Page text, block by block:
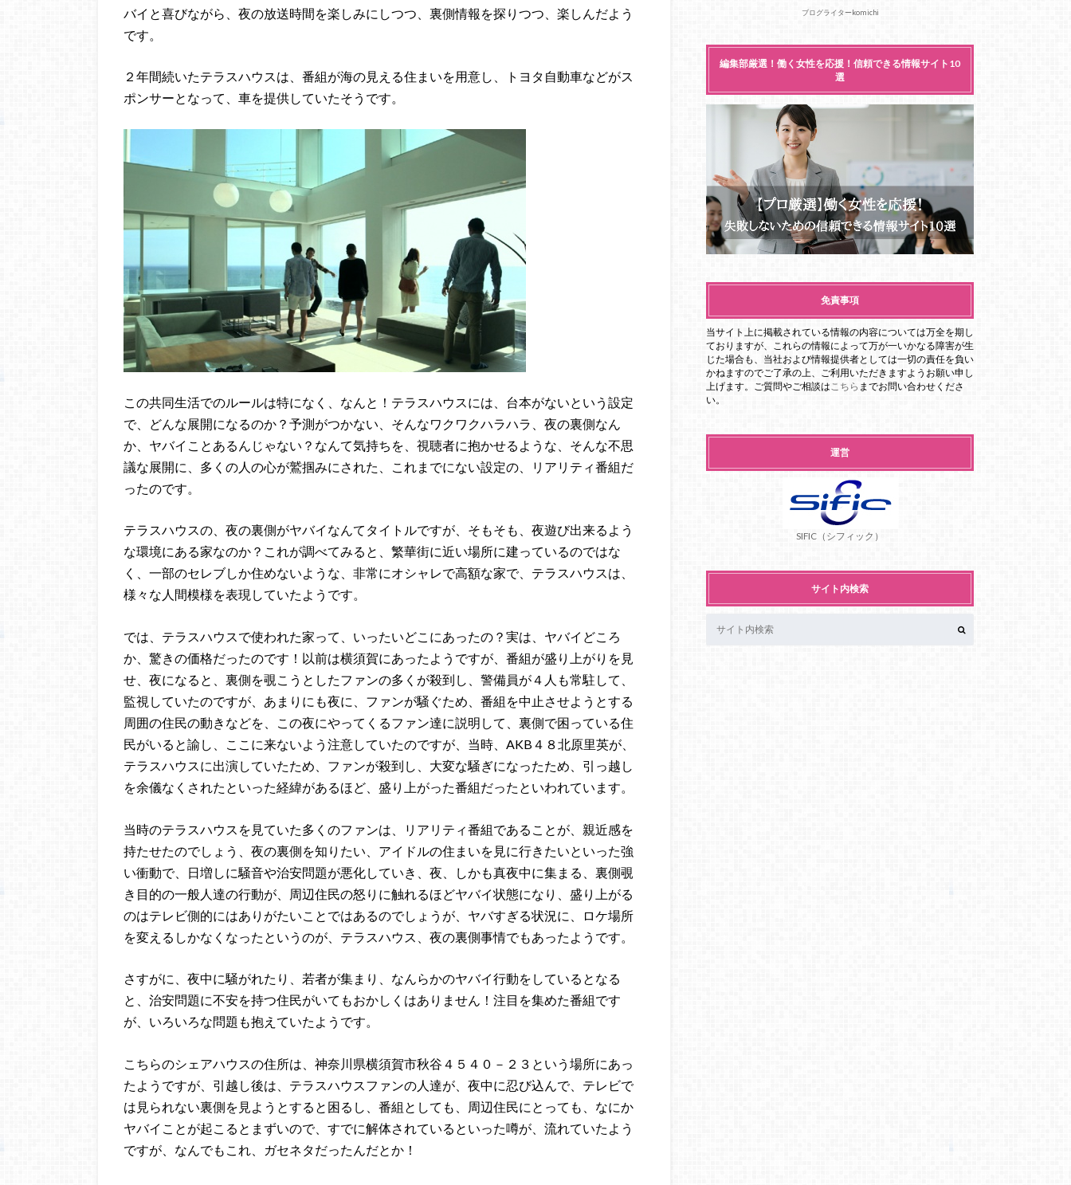
バイと喜びながら、夜の放送時間を楽しみにしつつ、裏側情報を探りつつ、楽しんだよう
です。
２年間続いたテラスハウスは、番組が海の見える住まいを用意し、トヨタ自動車などがス
ポンサーとなって、車を提供していたそうです。
この共同生活でのルールは特になく、なんと！テラスハウスには、台本がないという設定
で、どんな展開になるのか？予測がつかない、そんなワクワクハラハラ、夜の裏側なん
か、ヤバイことあるんじゃない？なんて気持ちを、視聴者に抱かせるような、そんな不思
議な展開に、多くの人の心が鷲掴みにされた、これまでにない設定の、リアリティ番組だ
ったのです。
テラスハウスの、夜の裏側がヤバイなんてタイトルですが、そもそも、夜遊び出来るよう
な環境にある家なのか？これが調べてみると、繁華街に近い場所に建っているのではな
く、一部のセレブしか住めないような、非常にオシャレで高額な家で、テラスハウスは、
様々な人間模様を表現していたようです。
では、テラスハウスで使われた家って、いったいどこにあったの？実は、ヤバイどころ
か、驚きの価格だったのです！以前は横須賀にあったようですが、番組が盛り上がりを見
せ、夜になると、裏側を覗こうとしたファンの多くが殺到し、警備員が４人も常駐して、
監視していたのですが、あまりにも夜に、ファンが騒ぐため、番組を中止させようとする
周囲の住民の動きなどを、この夜にやってくるファン達に説明して、裏側で困っている住
民がいると諭し、ここに来ないよう注意していたのですが、当時、AKB４８北原里英が、
テラスハウスに出演していたため、ファンが殺到し、大変な騒ぎになったため、引っ越し
を余儀なくされたといった経緯があるほど、盛り上がった番組だったといわれています。
当時のテラスハウスを見ていた多くのファンは、リアリティ番組であることが、親近感を
持たせたのでしょう、夜の裏側を知りたい、アイドルの住まいを見に行きたいといった強
い衝動で、日増しに騒音や治安問題が悪化していき、夜、しかも真夜中に集まる、裏側覗
き目的の一般人達の行動が、周辺住民の怒りに触れるほどヤバイ状態になり、盛り上がる
のはテレビ側的にはありがたいことではあるのでしょうが、ヤバすぎる状況に、ロケ場所
を変えるしかなくなったというのが、テラスハウス、夜の裏側事情でもあったようです。
さすがに、夜中に騒がれたり、若者が集まり、なんらかのヤバイ行動をしているとなる
と、治安問題に不安を持つ住民がいてもおかしくはありません！注目を集めた番組です
が、いろいろな問題も抱えていたようです。
こちらのシェアハウスの住所は、神奈川県横須賀市秋谷４５４０－２３という場所にあっ
たようですが、引越し後は、テラスハウスファンの人達が、夜中に忍び込んで、テレビで
は見られない裏側を見ようとすると困るし、番組としても、周辺住民にとっても、なにか
ヤバイことが起こるとまずいので、すでに解体されているといった噂が、流れていたよう
ですが、なんでもこれ、ガセネタだったんだとか！
ブログライターkomichi
編集部厳選！働く女性を応援！信頼できる情報サイト10
選
免責事項
当サイト上に掲載されている情報の内容については万全を期し
ておりますが、これらの情報によって万が一いかなる障害が生
じた場合も、当社および情報提供者としては一切の責任を負い
かねますのでご了承の上、ご利用いただきますようお願い申し
上げます。ご質問やご相談は こちら までお問い合わせくださ
い。
運営
SIFIC（シフィック）
サイト内検索